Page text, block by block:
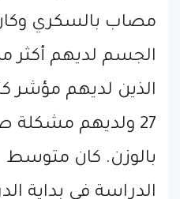
مصاب بالسكري
الذين لديهم مؤشر
27 ولديهم
بالوزن. كان